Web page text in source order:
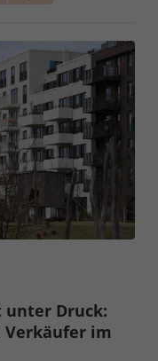
Druck:
Verkäufer im